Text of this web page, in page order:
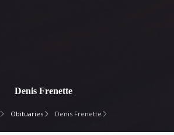
Denis Frenette
Obituaries Denis Frenette